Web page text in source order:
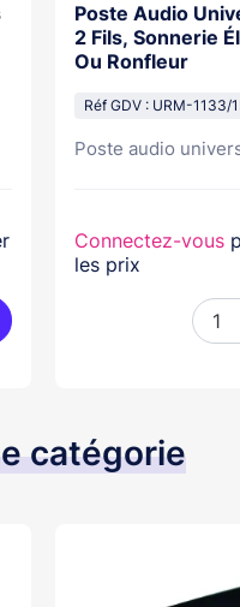
au panier
Poste Audio
2 Fils, Sonnerie
Ou Ronfleur
Réf GDV : URM-1133/
Poste audio
Connectez-vous
les prix
catégorie